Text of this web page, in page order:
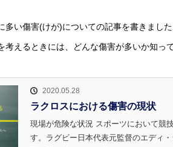
多い傷害(けが)についての記事を書きました
考えるときには、どんな傷害が多いか知っ
2020.05.28
ラクロスにおける傷害の現状
現場が危険な状況 スポーツにおいて競
す。ラグビー日本代表元監督のエディ